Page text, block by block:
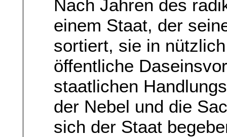
Nach Jahren des
einem Staat, der
sortiert, sie in
öffentliche
staatlichen
der Nebel und die
sich der Staat